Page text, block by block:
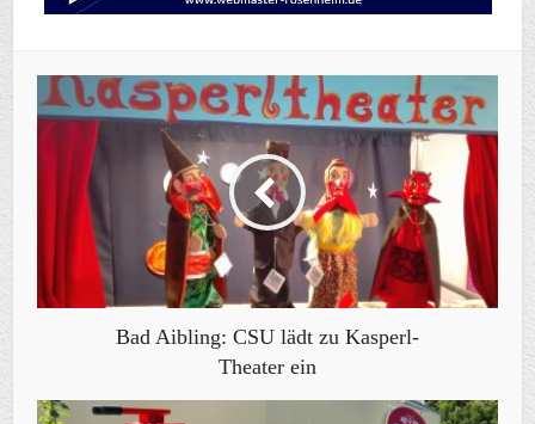
Bad Aibling: CSU lädt zu Kasperl-
Theater ein